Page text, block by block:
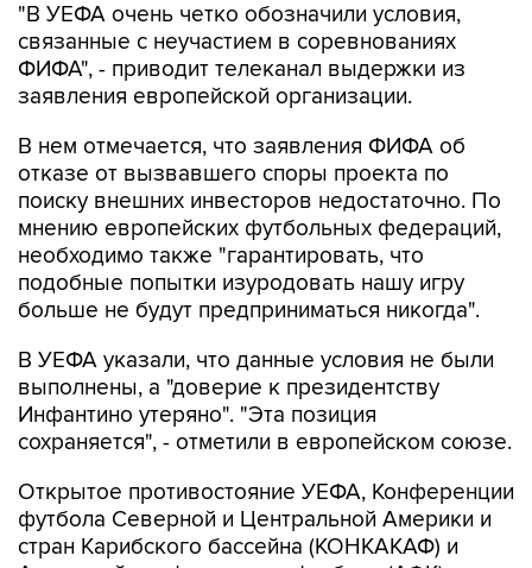
"В УЕФА очень четко обозначили условия,
связанные с неучастием в соревнованиях
ФИФА", - приводит телеканал выдержки из
заявления европейской организации.
В нем отмечается, что заявления ФИФА об
отказе от вызвавшего споры проекта по
поиску внешних инвесторов недостаточно. По
мнению европейских футбольных федераций,
необходимо также "гарантировать, что
подобные попытки изуродовать нашу игру
больше не будут предприниматься никогда".
В УЕФА указали, что данные условия не были
выполнены, а "доверие к президентству
Инфантино утеряно". "Эта позиция
сохраняется", - отметили в европейском союзе.
Открытое противостояние УЕФА, Конференции
футбола Северной и Центральной Америки и
стран Карибского бассейна (КОНКАКАФ) и